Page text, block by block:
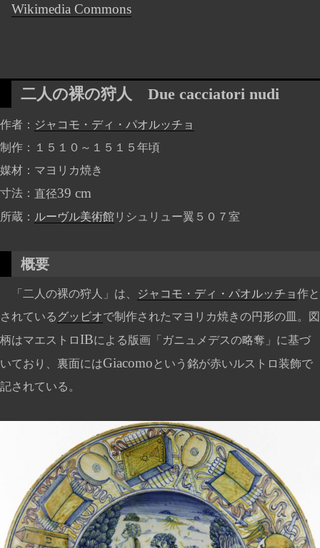
Wikimedia Commons
二人の裸の狩人 Due cacciatori nudi
作者
ジャコモ・ディ・パオルッチョ
制作
１５１０～１５１５年頃
媒材
マヨリカ焼き
寸法
直径39 cm
所蔵 ルーヴル美術館リシュリュー翼５０７室
概要
「二人の裸の狩人」は、 ジャコモ・ディ・パオルッチョ作と
されている グッビオで制作されたマヨリカ焼きの円形の皿。図
柄はマエストロ IBによる版画「ガニュメデスの略奪」に基づ
いており、裏面にはGiacomo という銘が赤いルストロ装飾で
記されている。